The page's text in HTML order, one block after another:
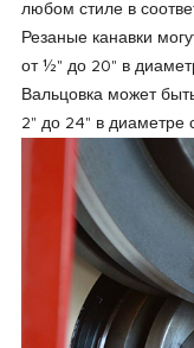
любом стиле в
Резаные канавки
от ½" до 20" в
Вальцовка может
2" до 24" в диаметре